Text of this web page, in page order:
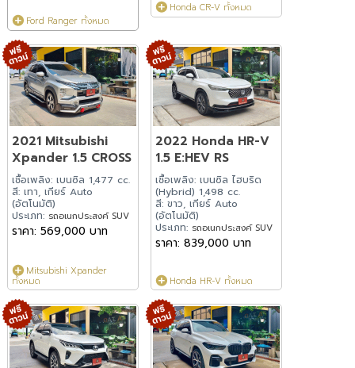
Ford Ranger ทั้งหมด
Honda CR-V ทั้งหมด
2021 Mitsubishi
Xpander 1.5 CROSS
เชื้อเพลิง: เบนซิล 1,477 cc.
สี: เทา, เกียร์ Auto
(อัตโนมัติ)
ประเภท: รถอเนกประสงค์ SUV
ราคา: 569,000 บาท
Mitsubishi Xpander
ทั้งหมด
2022 Honda HR-V
1.5 E:HEV RS
เชื้อเพลิง: เบนซิล ไฮบริด
(Hybrid) 1,498 cc.
สี: ขาว, เกียร์ Auto
(อัตโนมัติ)
ประเภท: รถอเนกประสงค์ SUV
ราคา: 839,000 บาท
Honda HR-V ทั้งหมด